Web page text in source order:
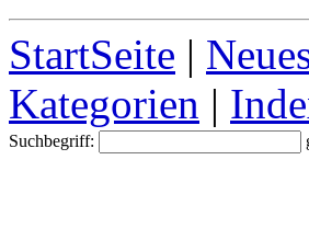
StartSeite |
Kategorien |
Suchbegriff: